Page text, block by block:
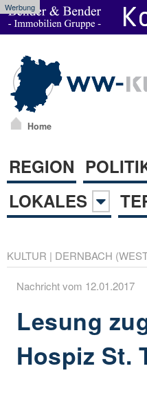
Werbung
Home
REGION
LOKALES
KULTUR | DERNBACH
Nachricht vom
Lesung
Hospiz St.